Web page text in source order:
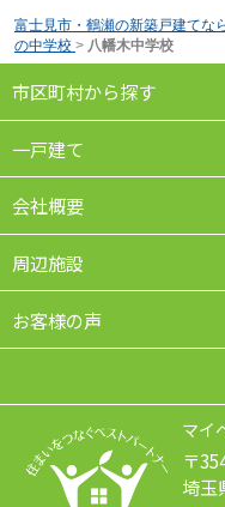
富士見市・鶴瀬の新築戸建てな
の中学校 > 八幡木中学校
市区町村から探す
一戸建て
会社概要
周辺施設
お客様の声
マイ
〒
埼玉